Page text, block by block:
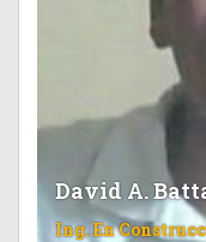
David A.
Ing. En